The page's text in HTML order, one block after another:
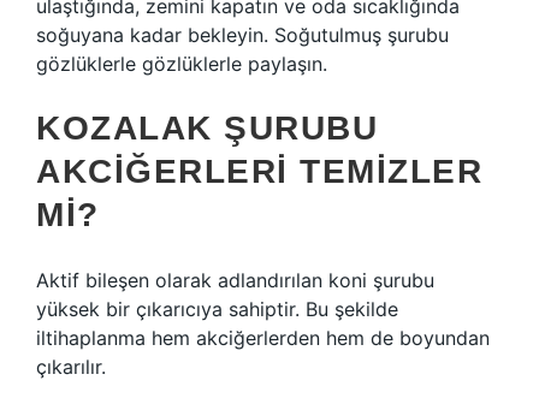
ulaştığında, zemini kapatın ve oda sıcaklığında
soğuyana kadar bekleyin. Soğutulmuş şurubu
gözlüklerle gözlüklerle paylaşın.
KOZALAK ŞURUBU
AKCIĞERLERI TEMIZLER
MI?
Aktif bileşen olarak adlandırılan koni şurubu
yüksek bir çıkarıcıya sahiptir. Bu şekilde
iltihaplanma hem akciğerlerden hem de boyundan
çıkarılır.